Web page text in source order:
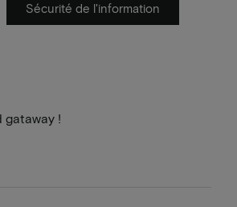
Sécurité de l'information
!